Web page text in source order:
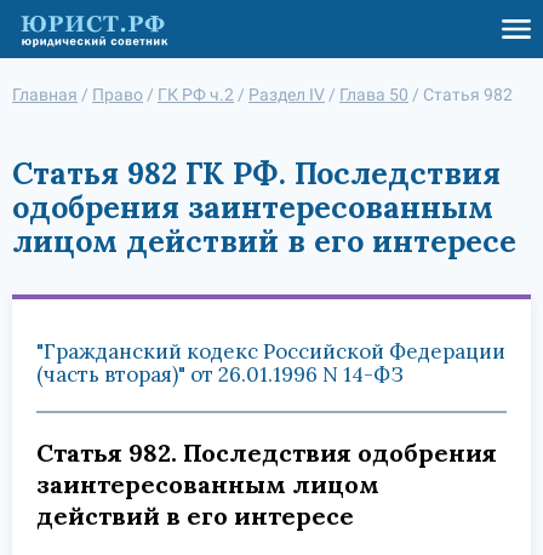
Главная / Право / ГК РФ ч.2 / Раздел IV / Глава 50 / Статья 982
Статья 982 ГК РФ. Последствия
одобрения заинтересованным
лицом действий в его интересе
"Гражданский кодекс Российской Федерации
(часть вторая)" от 26.01.1996 N 14-ФЗ
Статья 982. Последствия одобрения
заинтересованным лицом
действий в его интересе